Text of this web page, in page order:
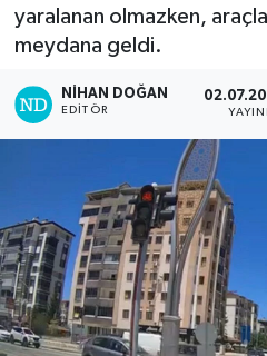
yaralanan olmazken,
meydana geldi.
NIHAN DOĞAN
EDITÖR